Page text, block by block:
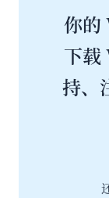
你的
下载
持、